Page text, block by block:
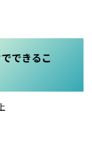
できるこ